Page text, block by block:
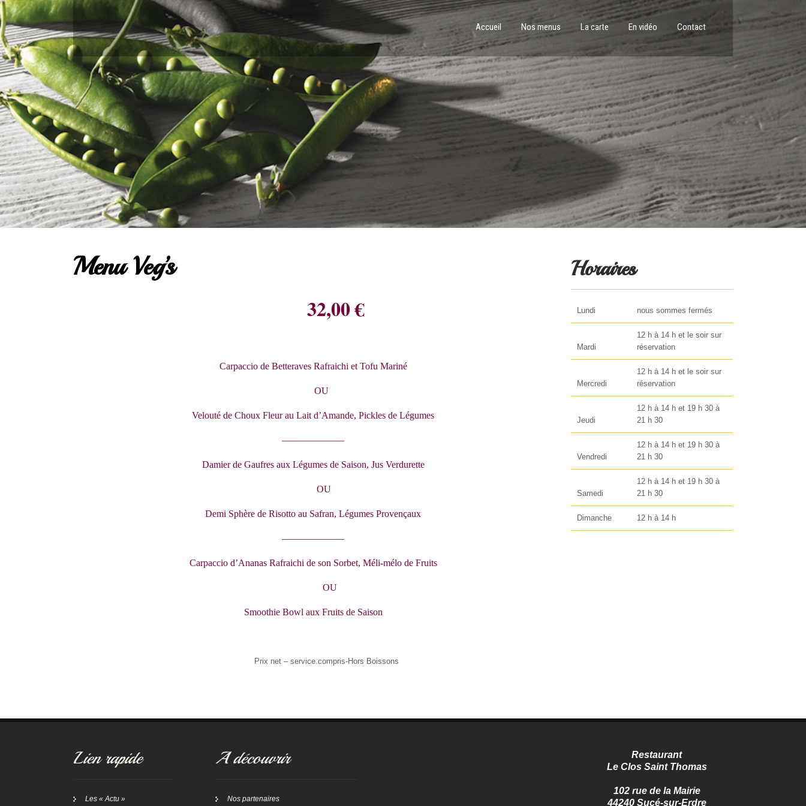
Accueil Nos menus La carte En vidéo Contact
Menu Veg’s
32,00 €
Carpaccio de Betteraves Rafraichi et Tofu Mariné
OU
Velouté de Choux Fleur au Lait d’Amande, Pickles de Légumes
——————–
Damier de Gaufres aux Légumes de Saison, Jus Verdurette
OU
Demi Sphère de Risotto au Safran, Légumes Provençaux
——————–
Carpaccio d’Ananas Rafraichi de son Sorbet, Méli-mélo de Fruits
OU
Smoothie Bowl aux Fruits de Saison
Prix net – service compris-Hors Boissons
Horaires
Lundi nous sommes fermés
Mardi
12 h à 14 h et le soir sur
réservation
Mercredi
12 h à 14 h et le soir sur
réservation
Jeudi
12 h à 14 h et 19 h 30 à
21 h 30
Vendredi
12 h à 14 h et 19 h 30 à
21 h 30
Samedi
12 h à 14 h et 19 h 30 à
21 h 30
Dimanche 12 h à 14 h
Lien rapide
Les « Actu »
A découvrir
Nos partenaires
Restaurant
Le Clos Saint Thomas
102 rue de la Mairie
44240 Sucé-sur-Erdre